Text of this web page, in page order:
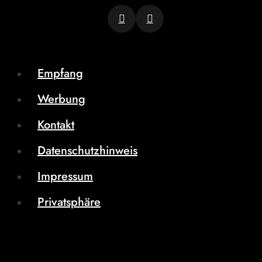
Empfang
Werbung
Kontakt
Datenschutzhinweis
Impressum
Privatsphäre